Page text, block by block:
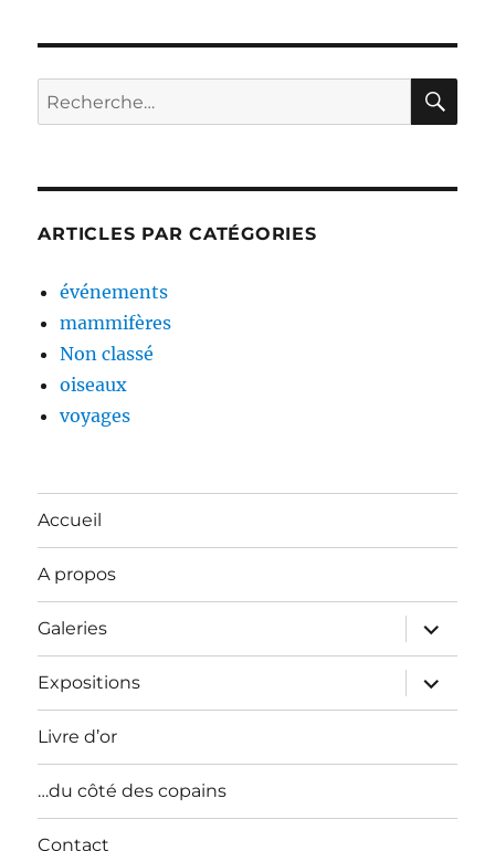
Recherche
pour :
ARTICLES PAR CATÉGORIES
événements
mammifères
Non classé
oiseaux
voyages
Accueil
A propos
Galeries
ouvrir
le
sous-
menu
Expositions
ouvrir
le
sous-
Livre d’or
…du côté des copains
Contact